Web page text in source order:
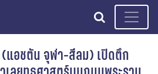
search
(แอชตัน จุฬา-สีลม) เปิดตึก